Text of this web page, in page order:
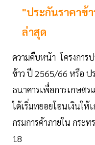
"ประกันราคาข้
ล่าสุด
ความคืบหน้า โครงการ
ข้าว ปี 2565/66 หรือ ป
ธนาคารเพื่อการเกษต
ได้เริ่มทยอยโอนเงินให้
กรมการค้าภายใน กระท
18